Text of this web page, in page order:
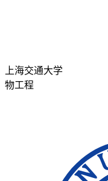
上海交通大学
物工程